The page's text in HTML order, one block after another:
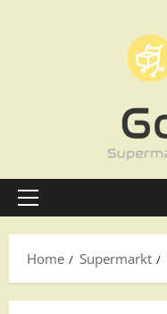
Primair
Home
Supermarkt